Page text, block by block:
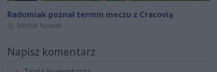
Radomiak poznał termin meczu z Cracovią
Autor artykułu:
Michał Nowak
Napisz komentarz